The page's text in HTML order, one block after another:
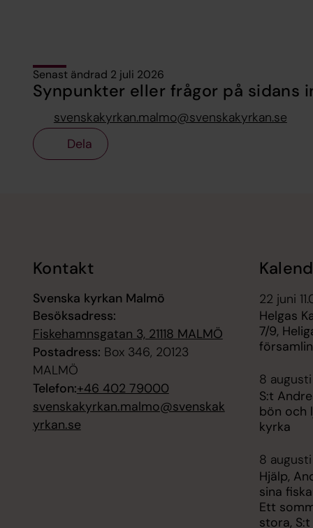
Senast ändrad 2 juli 2026
Synpunkter eller frågor på sidans
svenskakyrkan.malmo@svenskakyrkan.se
Dela
Kontakt
Svenska kyrkan Malmö
Besöksadress:
Fiskehamnsgatan 3, 21118 MALMÖ
Postadress: Box 346, 20123
MALMÖ
Telefon:+46 402 79000
svenskakyrkan.malmo@svenskak
yrkan.se
22 juni
Helgas
7/9,
8
S:t
bön och
kyrka
8
Hjälp,
sina
Ett
stora,